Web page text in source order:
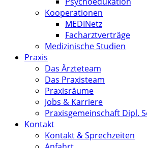
Kooperationen
MEDINetz
Facharztverträge
Medizinische Studien
Praxis
Das Ärzteteam
Das Praxisteam
Praxisräume
Jobs & Karriere
Praxisgemeinschaft Dipl.
Kontakt
Kontakt & Sprechzeiten